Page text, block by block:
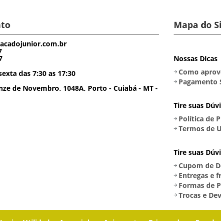
das 7:30 as 17:30
de Novembro, 1048A, Porto - Cuiabá - MT -
Mapa do
Nossas Dicas
Como
Pagamento
Tire suas
Política de
Termos de
Tire suas
Cupom de
Entregas e
Formas de
Trocas e